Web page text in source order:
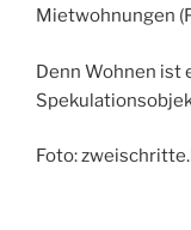
Mietwohnungen
Denn Wohnen ist
Foto: